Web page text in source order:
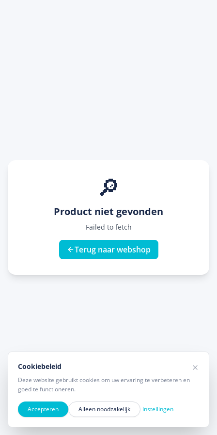
🔎
Product niet gevonden
Failed to fetch
Terug naar webshop
Cookiebeleid
Deze website gebruikt cookies om uw ervaring te verbeteren en
goed te functioneren.
Accepteren Alleen noodzakelijk Instellingen